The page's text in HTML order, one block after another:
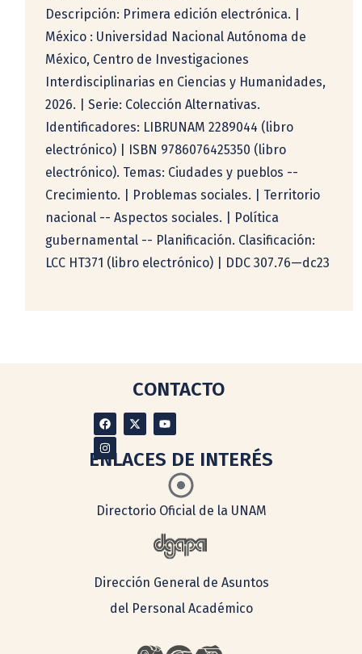
Descripción: Primera edición electrónica. |
México : Universidad Nacional Autónoma de
México, Centro de Investigaciones
Interdisciplinarias en Ciencias y Humanidades,
2026. | Serie: Colección Alternativas.
Identificadores: LIBRUNAM 2289044 (libro
electrónico) | ISBN 9786076425350 (libro
electrónico). Temas: Ciudades y pueblos --
Crecimiento. | Problemas sociales. | Territorio
nacional -- Aspectos sociales. | Política
gubernamental -- Planificación. Clasificación:
LCC HT371 (libro electrónico) | DDC 307.76—dc23
CONTACTO
ENLACES DE INTERÉS
Directorio Oficial de la UNAM
Dirección General de Asuntos
del Personal Académico